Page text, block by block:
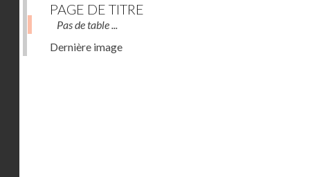
PAGE DE TITRE
Pas de table ...
Dernière image